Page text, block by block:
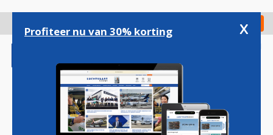
gaan
Check in
Profiteer nu van 30% korting x